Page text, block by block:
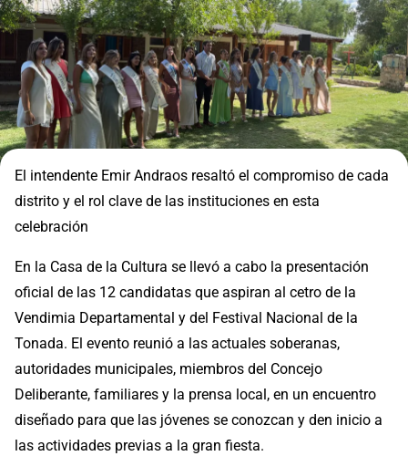
El intendente Emir Andraos resaltó el compromiso de cada
distrito y el rol clave de las instituciones en esta
celebración
En la Casa de la Cultura se llevó a cabo la presentación
oficial de las 12 candidatas que aspiran al cetro de la
Vendimia Departamental y del Festival Nacional de la
Tonada. El evento reunió a las actuales soberanas,
autoridades municipales, miembros del Concejo
Deliberante, familiares y la prensa local, en un encuentro
diseñado para que las jóvenes se conozcan y den inicio a
las actividades previas a la gran fiesta.